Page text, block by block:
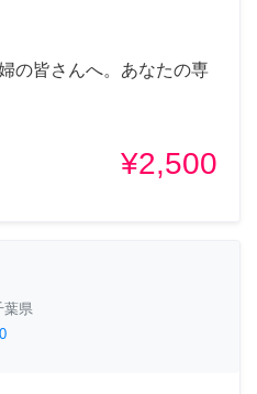
の皆さんへ。あなたの専
¥2,500
葉県
0